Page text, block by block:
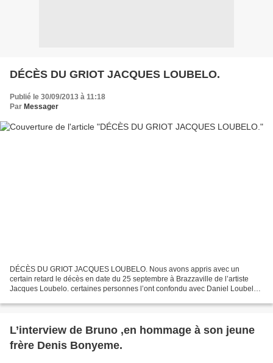
DÉCÈS DU GRIOT JACQUES LOUBELO.
Publié le 30/09/2013 à 11:18
Par Messager
DÉCÈS DU GRIOT JACQUES LOUBELO. Nous avons appris avec un
certain retard le décès en date du 25 septembre à Brazzaville de l’artiste
Jacques Loubelo. certaines personnes l’ont confondu avec Daniel Loubelo
L’interview de Bruno ,en hommage à son jeune
frère Denis Bonyeme.